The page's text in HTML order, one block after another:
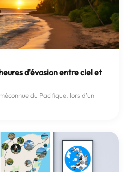
d'évasion entre ciel et
du Pacifique, lors d'un